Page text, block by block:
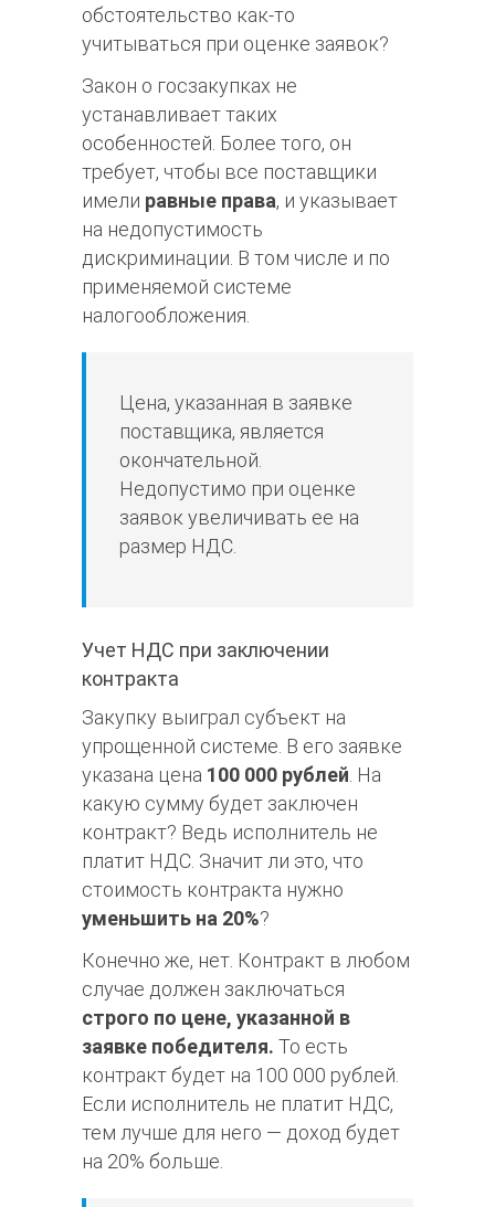
обстоятельство как-то
учитываться при оценке заявок?
Закон о госзакупках не
устанавливает таких
особенностей. Более того, он
требует, чтобы все поставщики
имели равные права, и указывает
на недопустимость
дискриминации. В том числе и по
применяемой системе
налогообложения.
Цена, указанная в заявке
поставщика, является
окончательной.
Недопустимо при оценке
заявок увеличивать ее на
размер НДС.
Учет НДС при заключении
контракта
Закупку выиграл субъект на
упрощенной системе. В его заявке
указана цена 100 000 рублей . На
какую сумму будет заключен
контракт? Ведь исполнитель не
платит НДС. Значит ли это, что
стоимость контракта нужно
уменьшить на 20%?
Конечно же, нет. Контракт в любом
случае должен заключаться
строго по цене, указанной в
заявке победителя. То есть
контракт будет на 100 000 рублей.
Если исполнитель не платит НДС,
тем лучше для него — доход будет
на 20% больше.